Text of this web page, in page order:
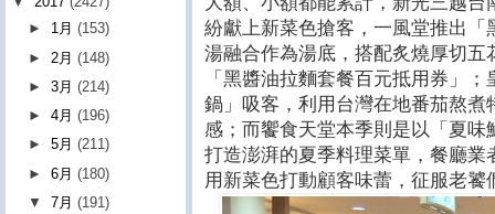
紛獻上新菜色搶客，一風堂推出
湯融合作為湯底，搭配炙燒厚切
「黑醬油拉麵套餐百元抵用券」
鍋」吸客，利用台灣在地番茄熬
感；而饗食天堂本季則是以「夏
打造澎湃的夏季料理菜單，餐廳
用新菜色打動顧客味蕾，征服老饕
► 1月(153)
► 2月(148)
►3月(214)
►4月(196)
►5月(211)
►6月(180)
▼7月(191)